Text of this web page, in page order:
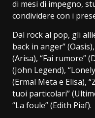
di mesi di impegno,
condividere con i
Dal rock al pop, gli
back in anger”
(Arisa), “Fai rumore”
(John Legend),
(Ermal Meta e Elisa),
tuoi particolari”
“La foule” (Edith Piaf).